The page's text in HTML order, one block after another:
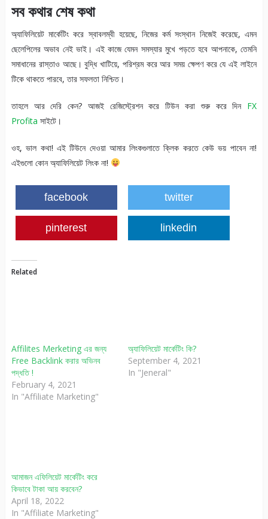
সব কথার শেষ কথা
অ্যাফিলিয়েট মার্কেটিং করে স্বাবলম্বী হয়েছে, নিজের কর্ম সংস্থান নিজেই করেছে, এমন
ছেলেপিলের অভাব নেই ভাই। এই কাজে যেমন সমস্যার মুখে পড়তে হবে আপনাকে, তেমনি
সমাধানের রাস্তাও আছে। বুদ্ধি খাটিয়ে, পরিশ্রম করে আর সময় ক্ষেপণ করে যে এই লাইনে
টিকে থাকতে পারবে, তার সফলতা নিশ্চিত।
তাহলে আর দেরি কেন? আজই রেজিস্ট্রেশন করে টিউন করা শুরু করে দিন FX
Profita সাইটে।
ওহ, ভাল কথা! এই টিউনে দেওয়া আমার লিংকগুলাতে ক্লিক করতে কেউ ভয় পাবেন না!
এইগুলো কোন অ্যাফিলিয়েট লিংক না!
facebook twitter
pinterest linkedin
Related
Affilites Merketing এর জন্য
Free Backlink করার অভিনব
পদ্ধতি !
February 4, 2021
In "Affiliate Marketing"
অ্যাফিলিয়েট মার্কেটিং কি?
September 4, 2021
In "Jeneral"
আমাজন এফিলিয়েট মার্কেটিং করে
কিভাবে টাকা আয় করবেন?
April 18, 2022
In "Affiliate Marketing"